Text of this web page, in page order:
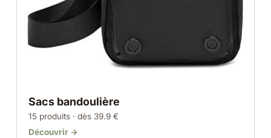
Sacs bandoulière
15 produits · dès 39.9 €
Découvrir →